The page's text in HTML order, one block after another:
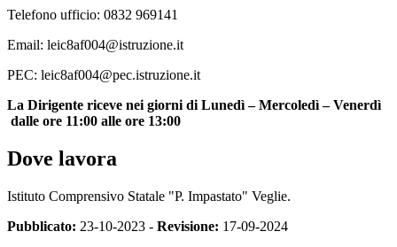
Telefono ufficio: 0832 969141
Email: leic8af004@istruzione.it
PEC: leic8af004@pec.istruzione.it
La Dirigente riceve nei giorni di Lunedì – Mercoledì – Venerdì
dalle ore 11:00 alle ore 13:00
Dove lavora
Istituto Comprensivo Statale "P. Impastato" Veglie.
Pubblicato: 23-10-2023 - Revisione: 17-09-2024